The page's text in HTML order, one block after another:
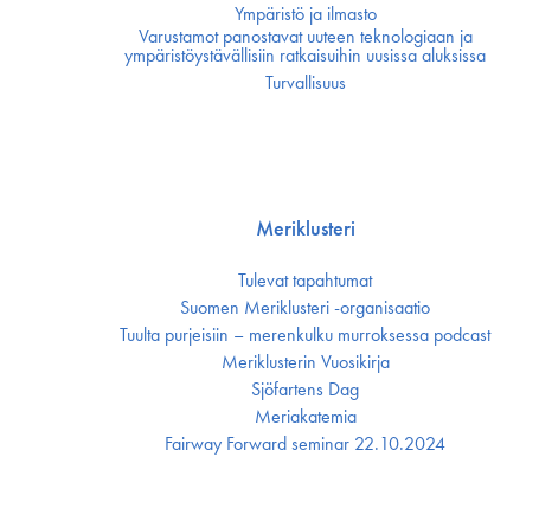
Ympäristö ja ilmasto
Varustamot panostavat uuteen teknologiaan ja
ympäristöystävällisiin ratkaisuihin uusissa aluksissa
Turvallisuus
Meriklusteri
Tulevat tapahtumat
Suomen Meriklusteri -organisaatio
Tuulta purjeisiin – merenkulku murroksessa podcast
Meriklusterin Vuosikirja
Sjöfartens Dag
Meriakatemia
Fairway Forward seminar 22.10.2024